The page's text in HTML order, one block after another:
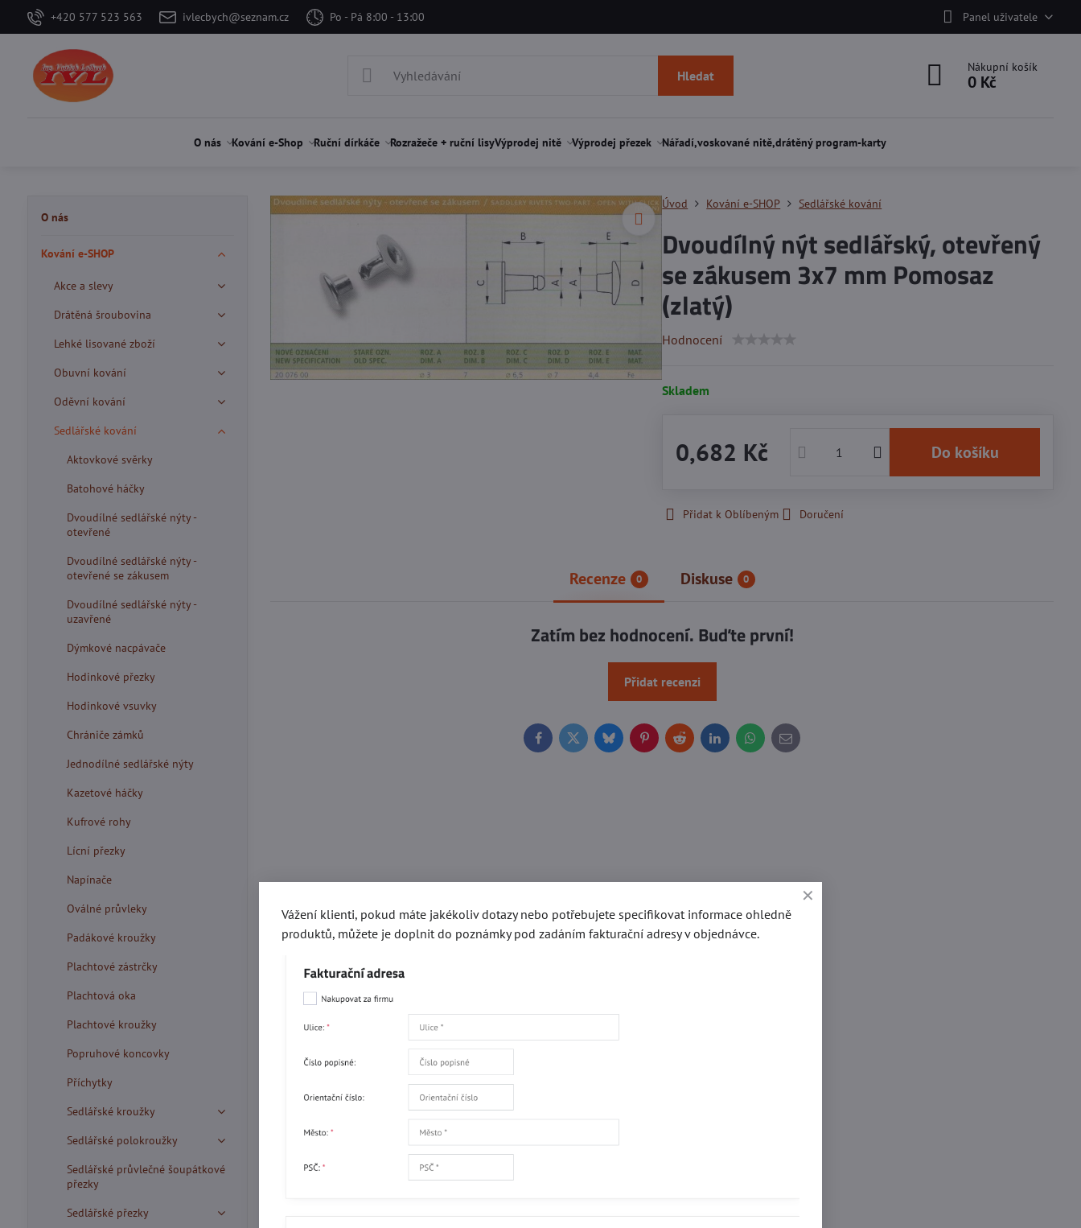
+420 577 523 563 ivlecbych@seznam.cz Po - Pá 8:00 - 13:00 Panel uživatele
Hledat
Nákupní košík
0 Kč
O nás Kování e-Shop Ruční dírkáče Rozražeče + ruční lisyVýprodej nitě Výprodej přezek Nářadí,voskované nitě,drátěný program-karty
Úvod Kování e-SHOP Sedlářské kování
Dvoudílný nýt sedlářský, otevřený
se zákusem 3x7 mm Pomosaz
(zlatý)
Hodnocení
Skladem
0,682 Kč Do košíku
Přidat k Oblíbeným Doručení
Recenze 0 Diskuse 0
Zatím bez hodnocení. Buďte první!
Přidat recenzi
FacebookTwitterBlueskyPinterestRedditLinkedInWhatsApp
E-
mail
O nás
Kování e-SHOP
Akce a slevy
Drátěná šroubovina
Lehké lisované zboží
Obuvní kování
Oděvní kování
Sedlářské kování
Aktovkové svěrky
Batohové háčky
Dvoudílné sedlářské nýty -
otevřené
Dvoudílné sedlářské nýty -
otevřené se zákusem
Dvoudílné sedlářské nýty -
uzavřené
Dýmkové nacpávače
Hodinkové přezky
Hodinkové vsuvky
Chrániče zámků
Jednodílné sedlářské nýty
Kazetové háčky
Kufrové rohy
Lícní přezky
Napínače
Oválné průvleky
Padákové kroužky
Plachtové zástrčky
Plachtová oka
Plachtové kroužky
Popruhové koncovky
Příchytky
Sedlářské kroužky
Sedlářské polokroužky
Sedlářské průvlečné šoupátkové
přezky
Sedlářské přezky
Vážení klienti, pokud máte jakékoliv dotazy nebo potřebujete specifikovat informace ohledně
produktů, můžete je doplnit do poznámky pod zadáním fakturační adresy v objednávce.